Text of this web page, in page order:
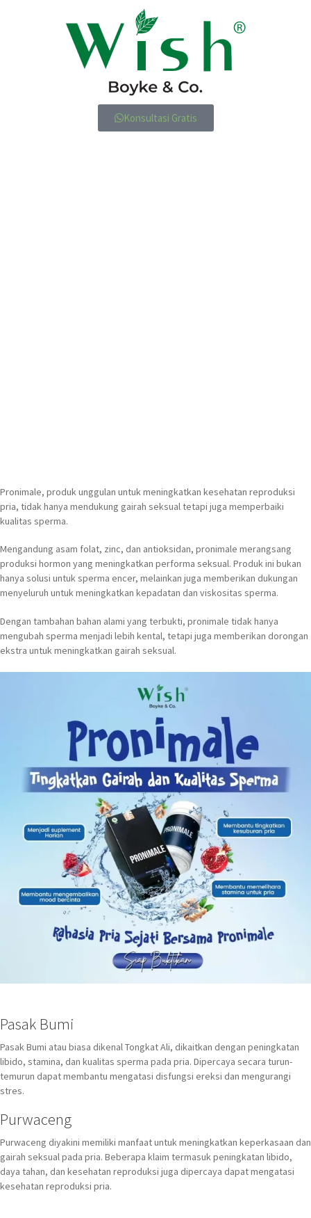
Konsultasi Gratis
Pronimale, produk unggulan untuk meningkatkan kesehatan reproduksi
pria, tidak hanya mendukung gairah seksual tetapi juga memperbaiki
kualitas sperma.
Mengandung asam folat, zinc, dan antioksidan, pronimale merangsang
produksi hormon yang meningkatkan performa seksual. Produk ini bukan
hanya solusi untuk sperma encer, melainkan juga memberikan dukungan
menyeluruh untuk meningkatkan kepadatan dan viskositas sperma.
Dengan tambahan bahan alami yang terbukti, pronimale tidak hanya
mengubah sperma menjadi lebih kental, tetapi juga memberikan dorongan
ekstra untuk meningkatkan gairah seksual.
Pasak Bumi
Pasak Bumi atau biasa dikenal Tongkat Ali, dikaitkan dengan peningkatan
libido, stamina, dan kualitas sperma pada pria. Dipercaya secara turun-
temurun dapat membantu mengatasi disfungsi ereksi dan mengurangi
stres.
Purwaceng
Purwaceng diyakini memiliki manfaat untuk meningkatkan keperkasaan dan
gairah seksual pada pria. Beberapa klaim termasuk peningkatan libido,
daya tahan, dan kesehatan reproduksi juga dipercaya dapat mengatasi
kesehatan reproduksi pria.